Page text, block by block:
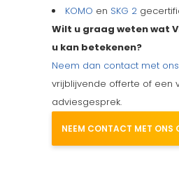
KOMO en SKG 2
Wilt u graag weten wat
u kan betekenen?
Neem dan contact met
vrijblijvende offerte of een
adviesgesprek.
NEEM CONTACT MET ONS